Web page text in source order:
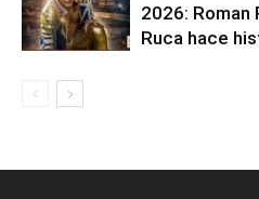
2026: Roman
Ruca hace